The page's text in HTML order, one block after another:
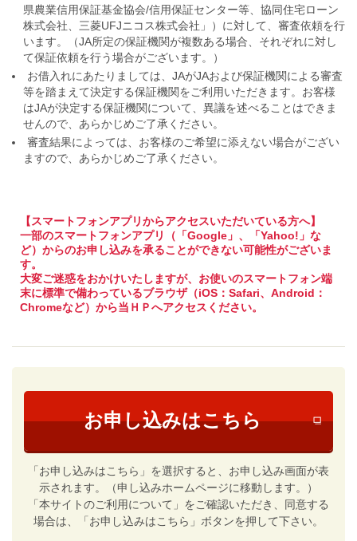
県農業信用保証基金協会/信用保証センター等、協同住宅ローン
株式会社、三菱UFJニコス株式会社」）に対して、審査依頼を行
います。（JA所定の保証機関が複数ある場合、それぞれに対し
て保証依頼を行う場合がございます。）
お借入れにあたりましては、JAがJAおよび保証機関による審査
等を踏まえて決定する保証機関をご利用いただきます。お客様
はJAが決定する保証機関について、異議を述べることはできま
せんので、あらかじめご了承ください。
審査結果によっては、お客様のご希望に添えない場合がござい
ますので、あらかじめご了承ください。
【スマートフォンアプリからアクセスいただいている方へ】
一部のスマートフォンアプリ（「Google」、「Yahoo!」な
ど）からのお申し込みを承ることができない可能性がございま
す。
大変ご迷惑をおかけいたしますが、お使いのスマートフォン端
末に標準で備わっているブラウザ（iOS：Safari、Android：
Chromeなど）から当ＨＰへアクセスください。
お申し込みはこちら
「お申し込みはこちら」を選択すると、お申し込み画面が表
示されます。（申し込みホームページに移動します。）
「本サイトのご利用について」をご確認いただき、同意する
場合は、「お申し込みはこちら」ボタンを押して下さい。